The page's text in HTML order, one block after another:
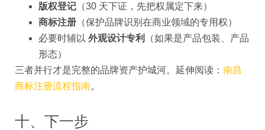
版权登记 （30 天下证，先把权属定下来）
商标注册 （保护品牌识别在商业领域的专用权）
必要时辅以 外观设计专利
（如果是产品包装、产品
形态）
三者并行才是完整的品牌资产护城河。延伸阅读： 南昌
商标注册流程指南。
十、下一步